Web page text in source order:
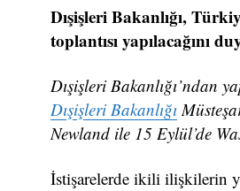
Dışişleri Bakanlığı,
toplantısı yapılacağını
Dışişleri Bakanlığı’ndan
Dışişleri Bakanlığı
Newland ile 15 Eylül’de
İstişarelerde ikili ilişkilerin